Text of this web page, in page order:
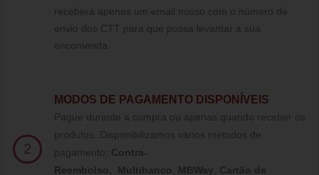
receberá apenas um email nosso com o número de
envio dos CTT para que possa levantar a sua
encomenda.
2
MODOS DE PAGAMENTO DISPONÍVEIS
Pague durante a compra ou apenas quando receber os
produtos. Disponibilizamos varios métodos de
pagamento; Contra-
Reembolso, Multibanco MBWay
Cartão de